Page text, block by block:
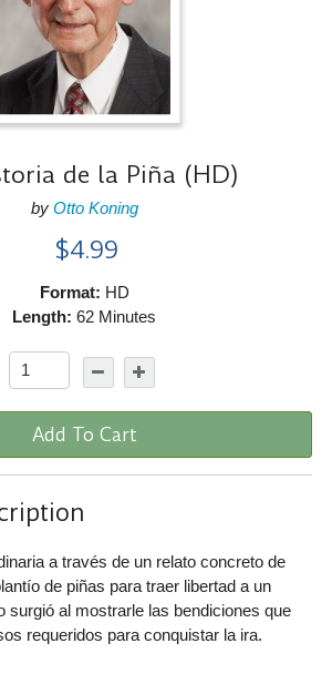
de la Piña (HD)
by Otto Koning
$4.99
Format: HD
Length: 62 Minutes
Add To Cart
a través de un relato concreto de
de piñas para traer libertad a un
surgió al mostrarle las bendiciones que
requeridos para conquistar la ira.